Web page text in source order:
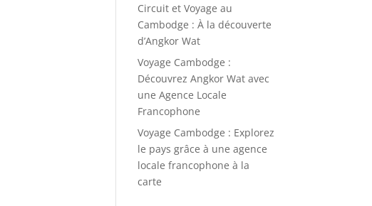
Circuit et Voyage au
Cambodge : À la découverte
d’Angkor Wat
Voyage Cambodge :
Découvrez Angkor Wat avec
une Agence Locale
Francophone
Voyage Cambodge : Explorez
le pays grâce à une agence
locale francophone à la
carte